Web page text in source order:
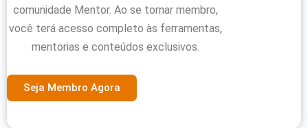
comunidade Mentor. Ao se tornar membro,
você terá acesso completo às ferramentas,
mentorias e conteúdos exclusivos.
Seja Membro Agora